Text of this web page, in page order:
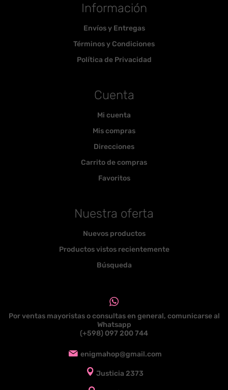
Información
Envíos y Entregas
Términos y Condiciones
Política de Privacidad
Cuenta
Mi cuenta
Mis compras
Direcciones
Carrito de compras
Favoritos
Nuestra oferta
Nuevos productos
Productos vistos recientemente
Búsqueda
Por ventas mayoristas o consultas en general, comunicarse al
Whatsapp
(+598) 097 200 744
enigmahop@gmail.com
Justicia 2373